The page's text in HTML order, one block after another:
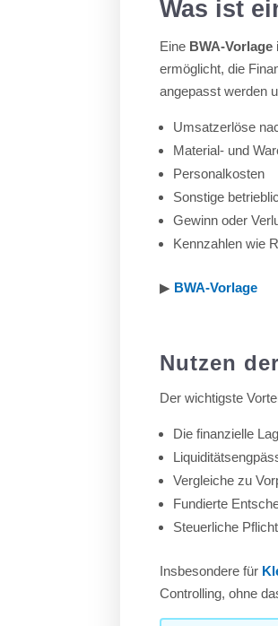
Was ist
Eine BWA-Vorlage
ermöglicht, die
angepasst werden
Umsatzerlöse
Material- und
Personalkosten
Sonstige
Gewinn oder
Kennzahlen wie
▶︎ BWA-Vorlage
Nutzen
Der wichtigste
Die finanzielle
Vergleiche zu
Fundierte
Steuerliche
Insbesondere für
Controlling, ohne